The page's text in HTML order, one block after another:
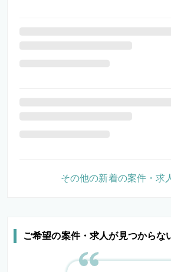
ご希望の案件・求人が見つからな
その他の新着の案件・求